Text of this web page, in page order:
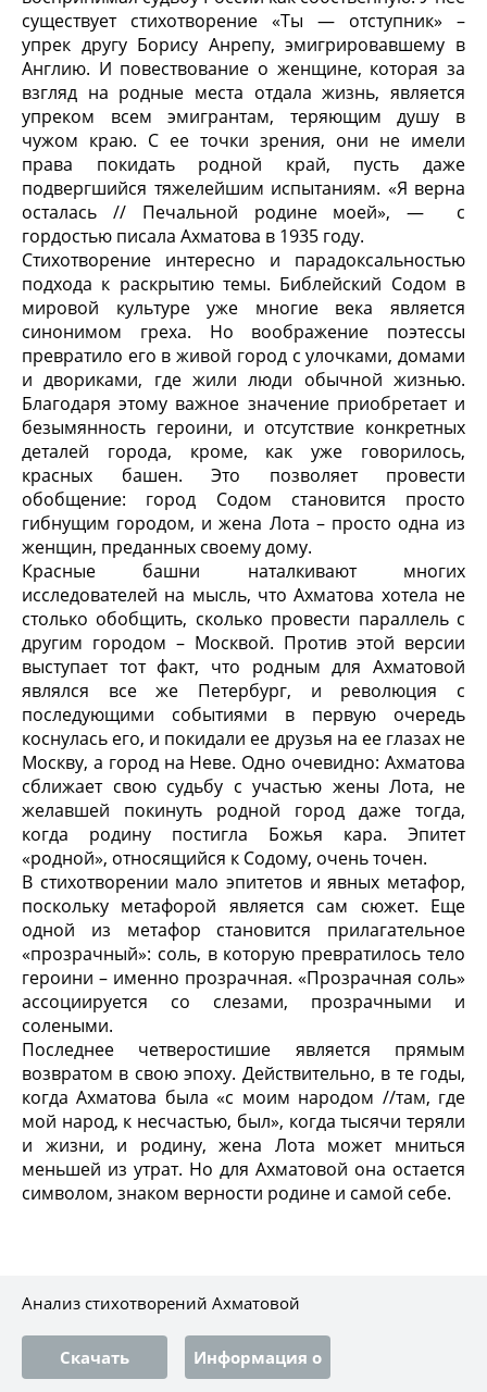
существует стихотворение «Ты — отступник» –
упрек другу Борису Анрепу, эмигрировавшему в
Англию. И повествование о женщине, которая за
взгляд на родные места отдала жизнь, является
упреком всем эмигрантам, теряющим душу в
чужом краю. С ее точки зрения, они не имели
права покидать родной край, пусть даже
подвергшийся тяжелейшим испытаниям. «Я верна
осталась // Печальной родине моей», — с
гордостью писала Ахматова в 1935 году.
Стихотворение интересно и парадоксальностью
подхода к раскрытию темы. Библейский Содом в
мировой культуре уже многие века является
синонимом греха. Но воображение поэтессы
превратило его в живой город с улочками, домами
и двориками, где жили люди обычной жизнью.
Благодаря этому важное значение приобретает и
безымянность героини, и отсутствие конкретных
деталей города, кроме, как уже говорилось,
красных башен. Это позволяет провести
обобщение: город Содом становится просто
гибнущим городом, и жена Лота – просто одна из
женщин, преданных своему дому.
Красные башни наталкивают многих
исследователей на мысль, что Ахматова хотела не
столько обобщить, сколько провести параллель с
другим городом – Москвой. Против этой версии
выступает тот факт, что родным для Ахматовой
являлся все же Петербург, и революция с
последующими событиями в первую очередь
коснулась его, и покидали ее друзья на ее глазах не
Москву, а город на Неве. Одно очевидно: Ахматова
сближает свою судьбу с участью жены Лота, не
желавшей покинуть родной город даже тогда,
когда родину постигла Божья кара. Эпитет
«родной», относящийся к Содому, очень точен.
В стихотворении мало эпитетов и явных метафор,
поскольку метафорой является сам сюжет. Еще
одной из метафор становится прилагательное
«прозрачный»: соль, в которую превратилось тело
героини – именно прозрачная. «Прозрачная соль»
ассоциируется со слезами, прозрачными и
солеными.
Последнее четверостишие является прямым
возвратом в свою эпоху. Действительно, в те годы,
когда Ахматова была «с моим народом //там, где
мой народ, к несчастью, был», когда тысячи теряли
и жизни, и родину, жена Лота может мниться
меньшей из утрат. Но для Ахматовой она остается
символом, знаком верности родине и самой себе.
Анализ стихотворений Ахматовой
Скачать
Информация о